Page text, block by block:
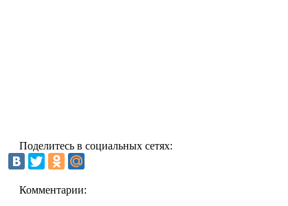
Поделитесь в социальных сетях:
Комментарии: